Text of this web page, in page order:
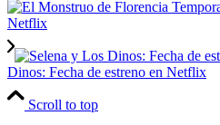
Dinos: Fecha de estreno en Netflix
Scroll to top